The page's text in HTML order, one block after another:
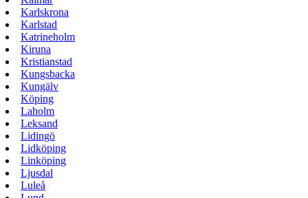
Karlskrona
Karlstad
Katrineholm
Kiruna
Kristianstad
Kungsbacka
Kungälv
Köping
Laholm
Leksand
Lidingö
Lidköping
Linköping
Ljusdal
Luleå